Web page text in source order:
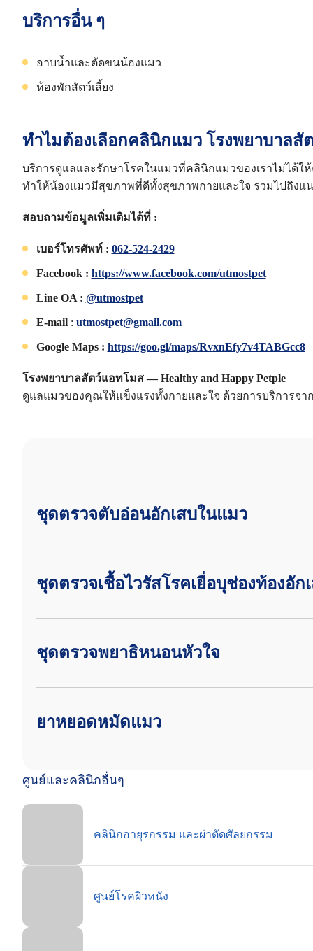
บริการอื่น ๆ
อาบน้ำและตัดขนน้องแมว
ห้องพักสัตว์เลี้ยง
ทำไมต้องเลือกคลินิกแมว โรงพยาบาลสั
บริการดูแลและรักษาโรคในแมวที่คลินิกแมวของเราไม่ได้ใ
ทำให้น้องแมวมีสุขภาพที่ดีทั้งสุขภาพกายและใจ รวมไปถึงแ
สอบถามข้อมูลเพิ่มเติมได้ที่ :
เบอร์โทรศัพท์ : 062-524-2429
Facebook : https://www.facebook.com/utmostpet
Line OA : @utmostpet
E-mail : utmostpet@gmail.com
Google Maps : https://goo.gl/maps/RvxnEfy7v4TABGcc8
โรงพยาบาลสัตว์แอทโมส — Healthy and Happy Petple
ดูแลแมวของคุณให้แข็งแรงทั้งกายและใจ ด้วยการบริการจ
ชุดตรวจตับอ่อนอักเสบในแมว
ชุดตรวจเชื้อไวรัสโรคเยื่อบุช่องท้องอัก
ชุดตรวจพยาธิหนอนหัวใจ
ยาหยอดหมัดแมว
ศูนย์และคลินิกอื่นๆ
คลินิกอายุรกรรม และผ่าตัดศัลยกรรม
ศูนย์โรคผิวหนัง